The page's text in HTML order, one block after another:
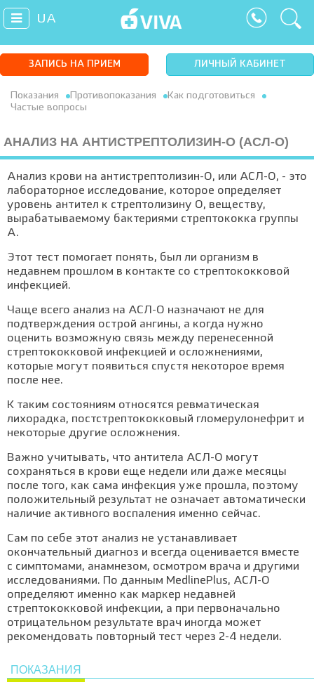
UA
ЗАПИСЬ НА ПРИЕМ ЛИЧНЫЙ КАБИНЕТ
Показания Противопоказания
Как подготовиться
Частые вопросы
АНАЛИЗ НА АНТИСТРЕПТОЛИЗИН-О (АСЛ-О)
Анализ крови на антистрептолизин-О, или АСЛ-О, - это
лабораторное исследование, которое определяет
уровень антител к стрептолизину О, веществу,
вырабатываемому бактериями стрептококка группы
A.
Этот тест помогает понять, был ли организм в
недавнем прошлом в контакте со стрептококковой
инфекцией.
Чаще всего анализ на АСЛ-О назначают не для
подтверждения острой ангины, а когда нужно
оценить возможную связь между перенесенной
стрептококковой инфекцией и осложнениями,
которые могут появиться спустя некоторое время
после нее.
К таким состояниям относятся ревматическая
лихорадка, постстрептококковый гломерулонефрит и
некоторые другие осложнения.
Важно учитывать, что антитела АСЛ-О могут
сохраняться в крови еще недели или даже месяцы
после того, как сама инфекция уже прошла, поэтому
положительный результат не означает автоматически
наличие активного воспаления именно сейчас.
Сам по себе этот анализ не устанавливает
окончательный диагноз и всегда оценивается вместе
с симптомами, анамнезом, осмотром врача и другими
исследованиями. По данным MedlinePlus, АСЛ-О
определяют именно как маркер недавней
стрептококковой инфекции, а при первоначально
отрицательном результате врач иногда может
рекомендовать повторный тест через 2-4 недели.
ПОКАЗАНИЯ